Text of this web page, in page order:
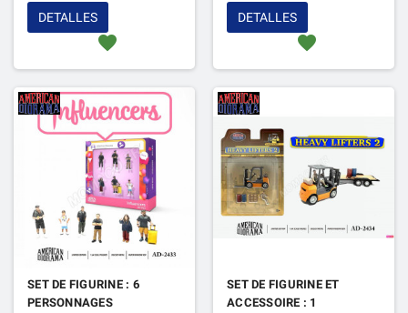
favorite
DETALLES
favorite
DETALLES
SET DE FIGURINE : 6
PERSONNAGES
SET DE FIGURINE ET
ACCESSOIRE : 1